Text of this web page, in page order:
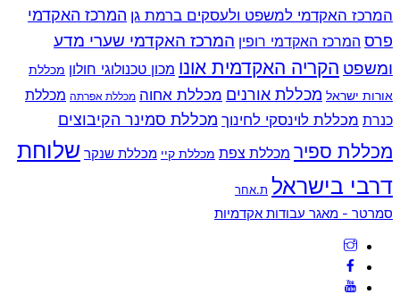
המרכז האקדמי למשפט ולעסקים ברמת גן המרכז האקדמי
פרס המרכז האקדמי רופין המרכז האקדמי שערי מדע
ומשפט הקריה האקדמית אונו מכון טכנולוגי חולון מכללת
אורות ישראל מכללת אורנים מכללת אחוה מכללת אפרתה מכללת
כנרת מכללת לוינסקי לחינוך מכללת סמינר הקיבוצים
מכללת ספיר מכללת צפת מכללת קיי מכללת שנקר שלוחת
דרבי בישראל ת.אחר
Back
Top
סמרטר - מאגר עבודות אקדמיות